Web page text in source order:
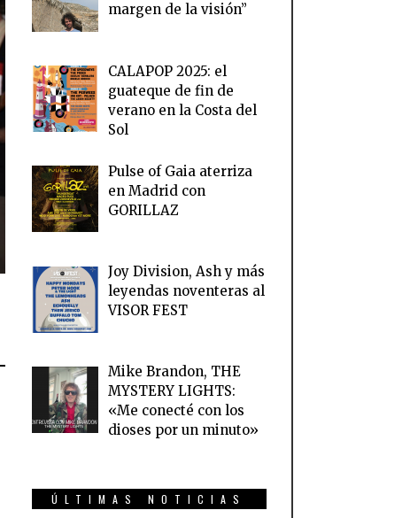
margen de la visión”
CALAPOP 2025: el
guateque de fin de
verano en la Costa del
Sol
Pulse of Gaia aterriza
en Madrid con
GORILLAZ
Joy Division, Ash y más
leyendas noventeras al
VISOR FEST
Mike Brandon, THE
MYSTERY LIGHTS:
«Me conecté con los
dioses por un minuto»
ÚLTIMAS NOTICIAS